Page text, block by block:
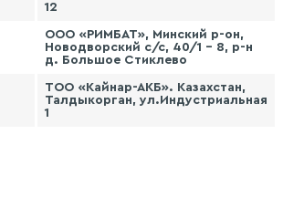
12
ООО «РИМБАТ», Минский р-он,
Новодворский с/с, 40/1 - 8, р-н
д. Большое Стиклево
ТОО «Кайнар-АКБ». Казахстан,
Талдыкорган, ул.Индустриальная
1